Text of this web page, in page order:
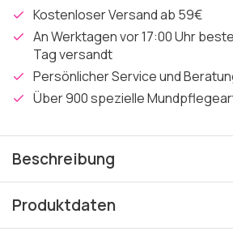
Kostenloser Versand ab 59€
An Werktagen vor 17:00 Uhr
Tag versandt
Persönlicher Service und
Über 900 spezielle
Beschreibung
Produktdaten